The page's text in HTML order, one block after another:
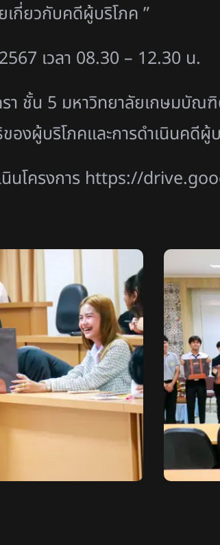
เกี่ยวกับคดีผู้บริโภค ”
เวลา 08.30 – 12.30 น.
ชั้น 5 มหาวิทยาลัยเกษมบัณ
องผู้บริโภคและการดำเนินคดีผู้
นโครงการ https://